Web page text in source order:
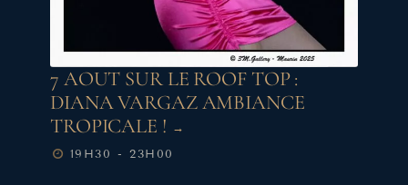
7 AOUT SUR LE ROOF TOP :
DIANA VARGAZ AMBIANCE
TROPICALE !
19H30 - 23H00